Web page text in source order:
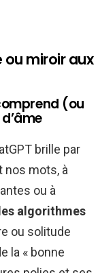
miroir aux
(ou
brille par
nos mots, à
ou à
algorithmes
ou solitude
la « bonne